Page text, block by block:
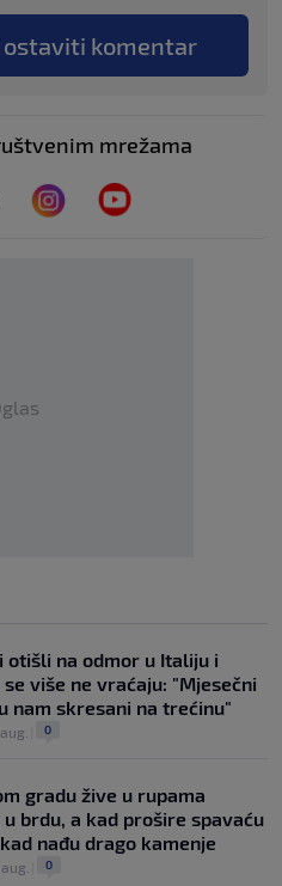
ostaviti komentar
mrežama
otišli na odmor u Italiju i
više ne vraćaju: "Mjesečni
nam skresani na trećinu"
0
gradu žive u rupama
brdu, a kad prošire spavaću
nađu drago kamenje
0